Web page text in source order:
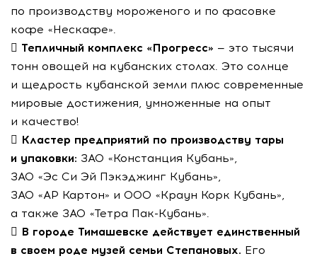
по производству мороженого и по фасовке
кофе «Нескафе».
 Тепличный комплекс «Прогресс» — это тысячи
тонн овощей на кубанских столах. Это солнце
и щедрость кубанской земли плюс современные
мировые достижения, умноженные на опыт
и качество!
 Кластер предприятий по производству тары
и упаковки: ЗАО «Констанция Кубань»,
ЗАО «Эс Си Эй Пэкэджинг Кубань»,
ЗАО «АР Картон» и ООО «Краун Корк Кубань»,
а также ЗАО «Тетра Пак-Кубань».
 В городе Тимашевске действует единственный
в своем роде музей семьи Степановых. Его